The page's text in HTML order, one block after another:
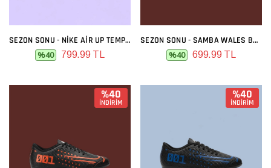
SEZON SONU - NIKE AIR UP TEMPO BEYAZ SIYAH KIRMIZI
%40 799.99 TL
SEZON SONU - SAMBA WALES BONNER BORDO
%40 699.99 TL
%40
İNDİRİM
%40
İNDİRİM